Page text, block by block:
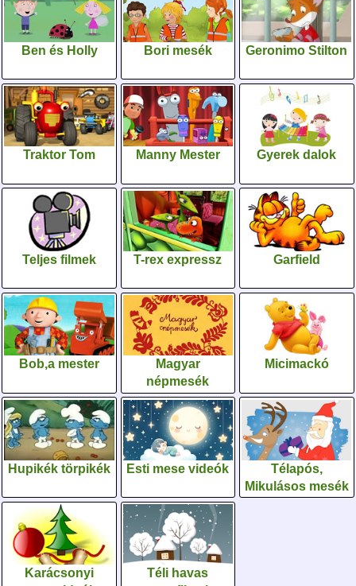
Ben és Holly Bori mesék Geronimo Stilton
Traktor Tom Manny Mester Gyerek dalok
Teljes filmek T-rex expressz Garfield
Bob,a mester
Magyar
népmesék
Micimackó
Hupikék törpikék Esti mese videók
Télapós,
Mikulásos mesék
Karácsonyi
Téli havas